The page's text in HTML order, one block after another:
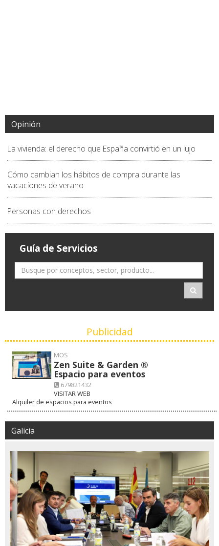
Opinión
La vivienda: el derecho que España convirtió en un lujo
Cómo cambian los hábitos de compra durante las
vacaciones de verano
Personas con derechos
Guía de Servicios
Publicidad
MOS
Zen Suite & Garden ®
Espacio para eventos
679821432
VISITAR WEB
Alquiler de espacios para eventos
Galicia